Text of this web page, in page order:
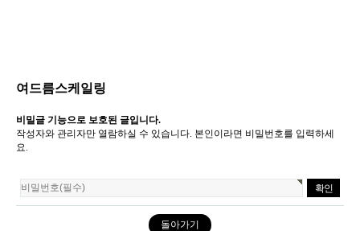
여드름스케일링
비밀글 기능으로 보호된 글입니다.
작성자와 관리자만 열람하실 수 있습니다. 본인이라면 비밀번호를 입력하세
요.
돌아가기